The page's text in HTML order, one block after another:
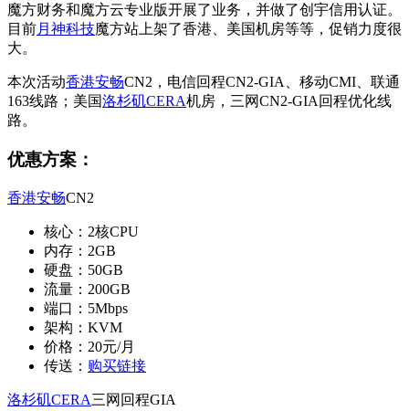
魔方财务和魔方云专业版开展了业务，并做了创宇信用认证。
目前月神科技魔方站上架了香港、美国机房等等，促销力度很
大。
本次活动香港安畅CN2，电信回程CN2-GIA、移动CMI、联通
163线路；美国洛杉矶CERA机房，三网CN2-GIA回程优化线
路。
优惠方案：
香港安畅CN2
核心：2核CPU
内存：2GB
硬盘：50GB
流量：200GB
端口：5Mbps
架构：KVM
价格：20元/月
传送： 购买链接
洛杉矶CERA三网回程GIA